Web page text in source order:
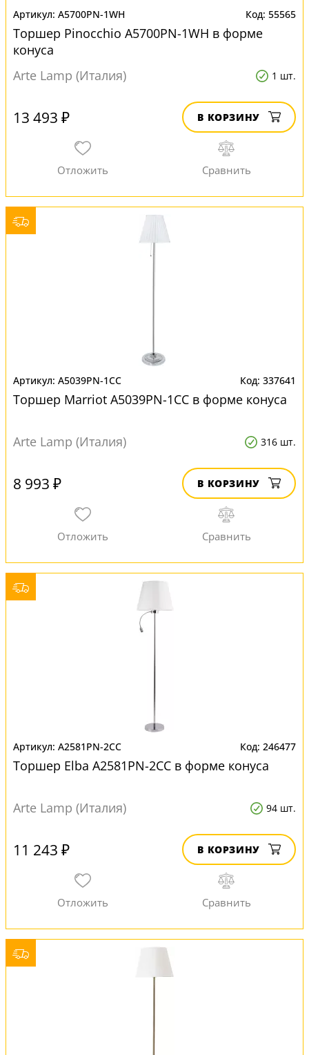
A5700PN-1WH 55565
Торшер Pinocchio A5700PN-1WH в форме
конуса
Arte Lamp (Италия)
1 шт.
13 493 ₽ В КОРЗИНУ
A5039PN-1CC 337641
Торшер Marriot A5039PN-1CC в форме конуса
Arte Lamp (Италия) 316 шт.
8 993 ₽ В КОРЗИНУ
A2581PN-2CC 246477
Торшер Elba A2581PN-2CC в форме конуса
Arte Lamp (Италия) 94 шт.
11 243 ₽ В КОРЗИНУ